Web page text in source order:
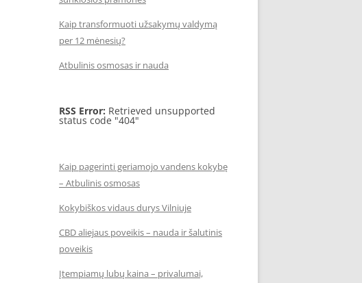
Kaip transformuoti užsakymų valdymą
per 12 mėnesių?
Atbulinis osmosas ir nauda
RSS Error: Retrieved unsupported
status code "404"
Kaip pagerinti geriamojo vandens kokybę
– Atbulinis osmosas
Kokybiškos vidaus durys Vilniuje
CBD aliejaus poveikis – nauda ir šalutinis
poveikis
Įtempiamų lubų kaina – privalumai,